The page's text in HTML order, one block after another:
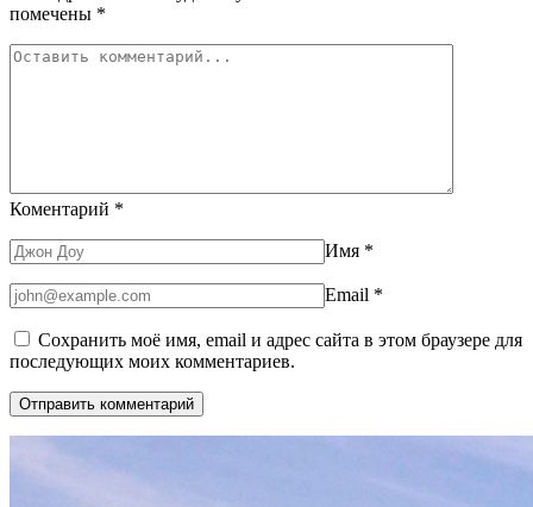
помечены *
Коментарий *
Имя *
Email *
Сохранить моё имя, email и адрес сайта в этом браузере для
последующих моих комментариев.